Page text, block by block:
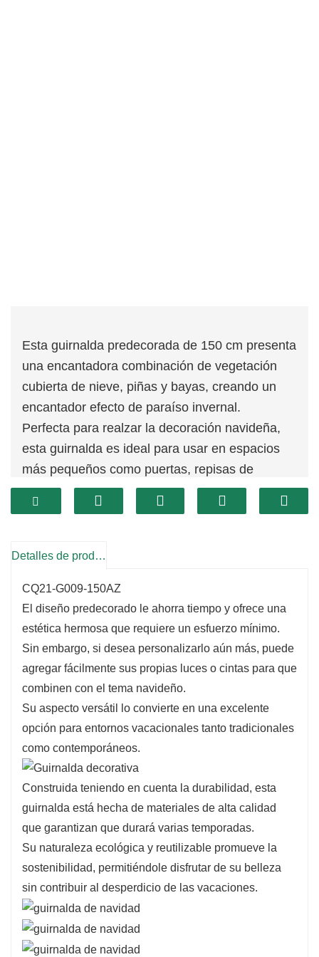
Esta guirnalda predecorada de 150 cm presenta
una encantadora combinación de vegetación
cubierta de nieve, piñas y bayas, creando un
encantador efecto de paraíso invernal.
Perfecta para realzar la decoración navideña,
esta guirnalda es ideal para usar en espacios
más pequeños como puertas, repisas de
chimenea o como parte de un arreglo de mesa
festivo.
encanto de temporada y dan la bienvenida a los
Detalles de producto
CQ21-G009-150AZ
El diseño predecorado le ahorra tiempo y ofrece una
estética hermosa que requiere un esfuerzo mínimo.
Sin embargo, si desea personalizarlo aún más, puede
agregar fácilmente sus propias luces o cintas para que
combinen con el tema navideño.
Su aspecto versátil lo convierte en una excelente
opción para entornos vacacionales tanto tradicionales
como contemporáneos.
Construida teniendo en cuenta la durabilidad, esta
guirnalda está hecha de materiales de alta calidad
que garantizan que durará varias temporadas.
Su naturaleza ecológica y reutilizable promueve la
sostenibilidad, permitiéndole disfrutar de su belleza
sin contribuir al desperdicio de las vacaciones.